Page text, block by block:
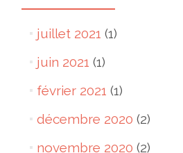
juillet 2021 (1)
juin 2021 (1)
février 2021 (1)
décembre 2020 (2)
novembre 2020 (2)